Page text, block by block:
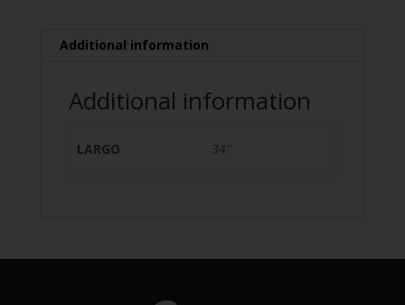
Additional information
Additional information
LARGO 34"